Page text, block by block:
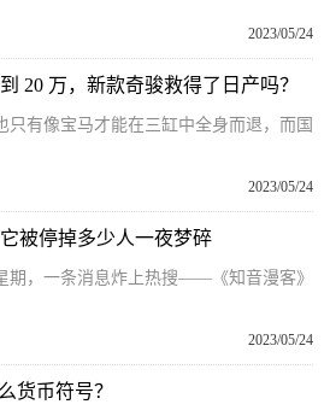
2023/05/24
20 万，新款奇骏救得了日产吗？
只有像宝马才能在三缸中全身而退，而国
2023/05/24
被停掉多少人一夜梦碎
期，一条消息炸上热搜——《知音漫客》
2023/05/24
货币符号？